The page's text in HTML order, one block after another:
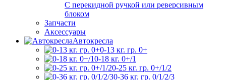
С перекидной ручкой или реверсивным
блоком
Запчасти
Аксессуары
Автокресла
0-13 кг. гр. 0+
0-18 кг. 0+/1
0-25 кг. гр. 0+/1/2
0-36 кг. гр. 0/1/2/3